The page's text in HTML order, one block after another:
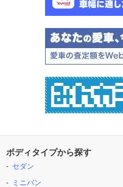
ボディタイプから探す
セダン
ミニバン